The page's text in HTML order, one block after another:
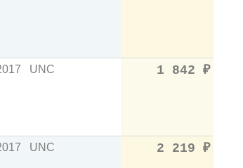
UNC 1 842 ₽
UNC 2 219 ₽